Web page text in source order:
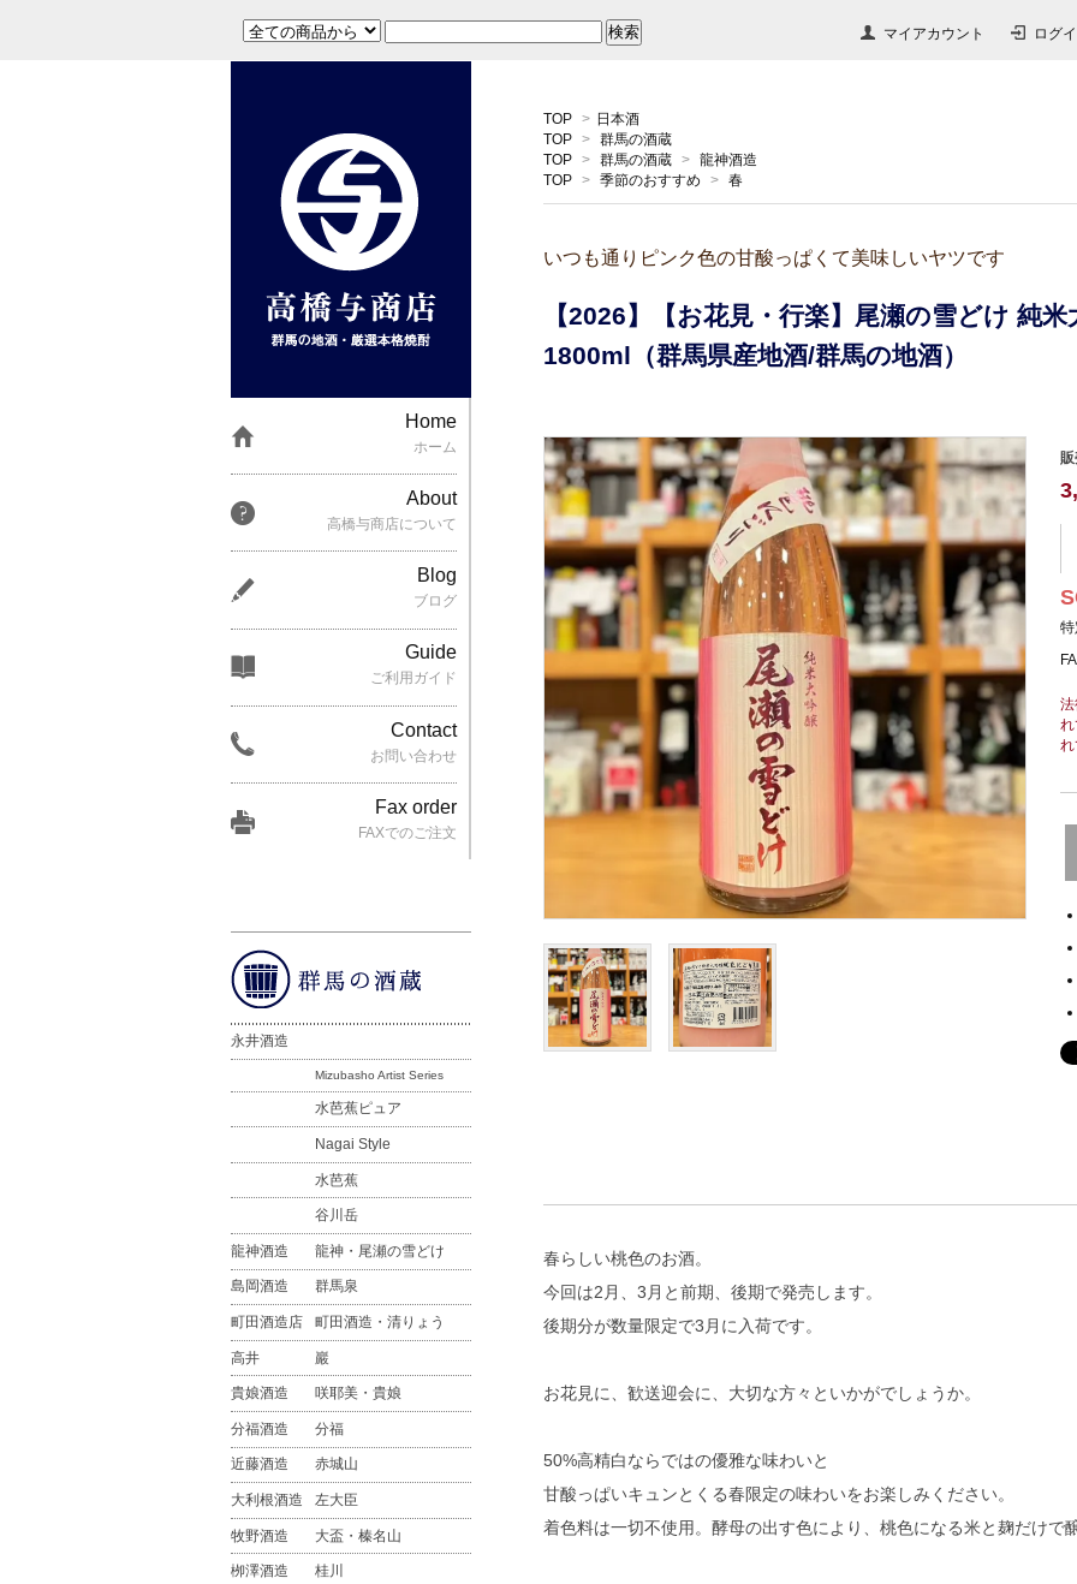
マイアカウント ログ
TOP > 日本酒
TOP > 群馬の酒蔵
TOP > 群馬の酒蔵 > 龍神酒造
TOP > 季節のおすすめ > 春
いつも通りピンク色の甘酸っぱくて美味しいヤツです
【2026】【お花見・行楽】尾瀬の雪どけ 純
1800ml（群馬県産地酒/群馬の地酒）
れ
春らしい桃色のお酒。
今回は2月、3月と前期、後期で発売します。
後期分が数量限定で3月に入荷です。
お花見に、歓送迎会に、大切な方々といかがでしょうか。
50%高精白ならではの優雅な味わいと
甘酸っぱいキュンとくる春限定の味わいをお楽しみください。
着色料は一切不使用。酵母の出す色により、桃色になる米と麹だけで
Home
ホーム
About
高橋与商店について
Blog
ブログ
Guide
ご利用ガイド
Contact
お問い合わせ
Fax order
FAXでのご注文
永井酒造
Mizubasho Artist Series
水芭蕉ピュア
Nagai Style
水芭蕉
谷川岳
龍神酒造 龍神・尾瀬の雪どけ
島岡酒造 群馬泉
町田酒造店 町田酒造・清りょう
高井 巖
貴娘酒造 咲耶美・貴娘
分福酒造 分福
近藤酒造 赤城山
大利根酒造 左大臣
牧野酒造 大盃・榛名山
栁澤酒造 桂川